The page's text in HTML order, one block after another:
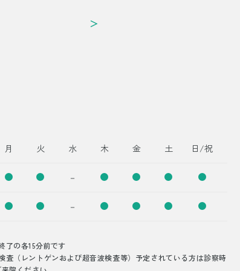
＞
月 火 水 木 金 土 日/祝
－
－
了の各15分前です
査（レントゲンおよび超音波検査等）予定されている方は診察時